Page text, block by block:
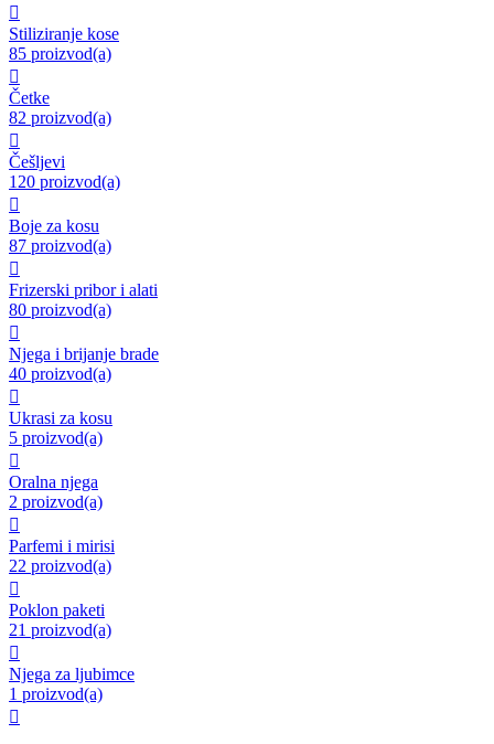

Stiliziranje kose
85 proizvod(a)

Četke
82 proizvod(a)

Češljevi
120 proizvod(a)

Boje za kosu
87 proizvod(a)

Frizerski pribor i alati
80 proizvod(a)

Njega i brijanje brade
40 proizvod(a)

Ukrasi za kosu
5 proizvod(a)

Oralna njega
2 proizvod(a)

Parfemi i mirisi
22 proizvod(a)

Poklon paketi
21 proizvod(a)

Njega za ljubimce
1 proizvod(a)
